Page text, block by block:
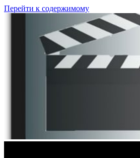
Перейти к содержимому